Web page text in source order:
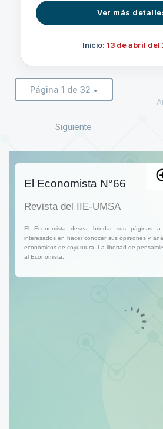
Ver más
Inicio: 13 de abril del
Página 1 de 32
Siguiente